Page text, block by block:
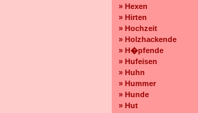
» Hexen
» Hirten
» Hochzeit
» Holzhackende
» H�pfende
» Hufeisen
» Huhn
» Hummer
» Hunde
» Hut